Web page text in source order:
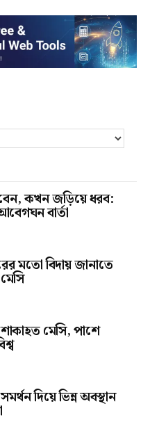
কখন জড়িয়ে ধরব:
বার্তা
মতো বিদায় জানাতে
মেসি, পাশে
দিয়ে ভিন্ন অবস্থান